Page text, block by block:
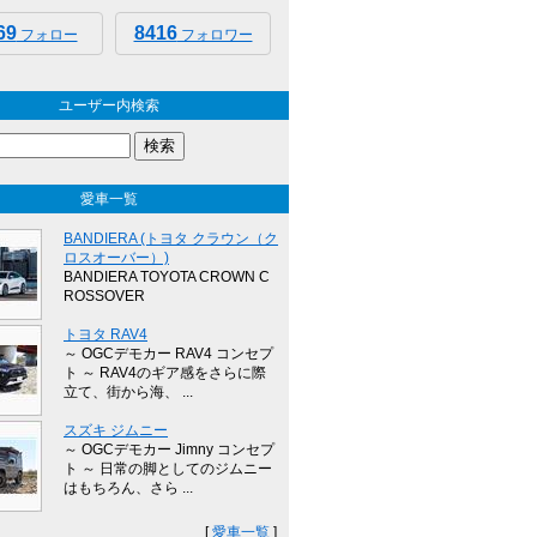
フォロー 8416フォロワー
ユーザー内検索
愛車一覧
BANDIERA (トヨタ クラウン（ク
ロスオーバー）)
BANDIERA TOYOTA CROWN C
ROSSOVER
トヨタ RAV4
～ OGCデモカー RAV4 コンセプ
ト ～ RAV4のギア感をさらに際
立て、街から海、 ...
スズキ ジムニー
～ OGCデモカー Jimny コンセプ
ト ～ 日常の脚としてのジムニー
はもちろん、さら ...
[愛車一覧 ]